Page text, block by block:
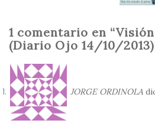
1 comentario en “Visión
(Diario Ojo 14/10/
JORGE ORDINOLA